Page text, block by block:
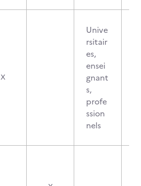
X
Unive
rsitair
es,
ensei
gnant
s,
profe
ssion
nels